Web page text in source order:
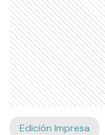
Edición Impresa